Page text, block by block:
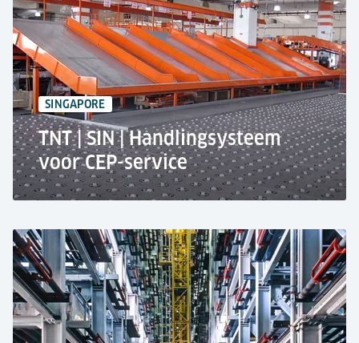
Systeem voor materiaalverwerking
1x verhoogd transportvoertuig (ETV)
6x Verhoogde werkstations met drive over
mogelijkheid
3x Truckdocks met weegschalen
SINGAPORE
TNT | SIN | Handlingsysteem
voor CEP-service
TNT Express Worldwide Pte Ltd. op Changi
International Airport, Singapore
Materiaaltransportsysteem om koeriersdiensten
te stroomlijnen
55.000 ton per jaar